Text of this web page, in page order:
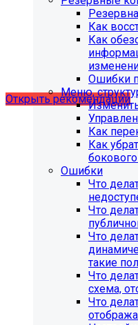
Рекомендации
Открыть рекомендации
С 1 февраля
Как
Как
Ошибки
Меню,
Как
Как
Ошибки
Что
Что
Что
такие
Что
схема,
Что